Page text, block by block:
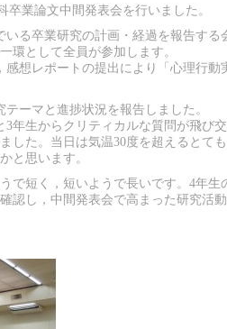
卒業論文中間発表会を行いました。
る卒業研究の計画・経過を報告する
環として全員が参加します。
想レポートの提出により「心理行動
ーマと進捗状況を報告しました。
年生からクリティカルな質問が飛び
した。当日は気温30度を超えるとて
と思います。
で短く，短いようで長いです。4年生
認し，中間発表会で高まった研究活